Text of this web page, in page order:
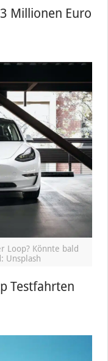
Millionen Euro
Loop? Könnte bald
Unsplash
Testfahrten